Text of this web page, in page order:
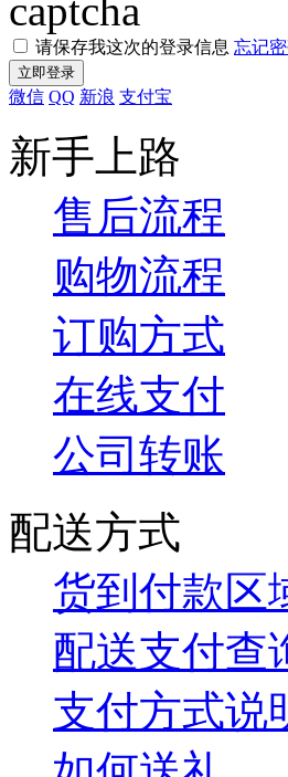
请保存我这次的登录信息 忘记密
微信 QQ 新浪 支付宝
新手上路
售后流程
购物流程
订购方式
在线支付
公司转账
配送方式
货到付款区
配送支付查
支付方式说